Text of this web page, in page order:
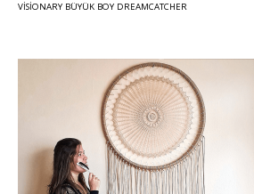
VISIONARY BÜYÜK BOY DREAMCATCHER